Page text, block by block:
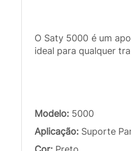
O Saty 5000 é um
ideal para qualquer
Modelo: 5000
Aplicação: Suporte